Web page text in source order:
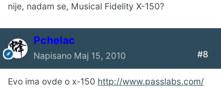
nije, nadam se, Musical Fidelity X-150?
Pchelac
Napisano Maj 15, 2010 #8
Evo ima ovde o x-150 http://www.passlabs.com/